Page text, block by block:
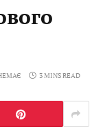
3 MINS READ